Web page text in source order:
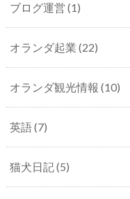
ブログ運営 (1)
オランダ起業 (22)
オランダ観光情報 (10)
英語(7)
猫犬日記(5)